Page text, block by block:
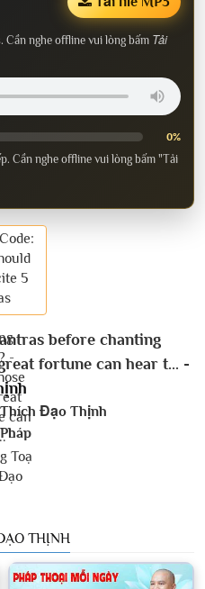
Cần nghe offline vui lòng bấm Tải
0%
Cần nghe offline vui lòng bấm "Tải
before chanting
fortune can hear t... -
Đạo Thịnh
THỊNH